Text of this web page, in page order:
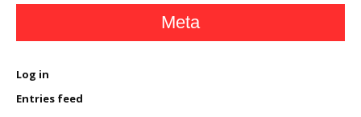
Meta
Log in
Entries feed